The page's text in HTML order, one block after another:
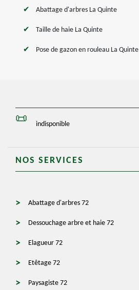
Abattage d'arbres La Quinte
Taille de haie La Quinte
Pose de gazon en rouleau La Quinte
indisponible
NOS SERVICES
Abattage d'arbres 72
Dessouchage arbre et haie 72
Elagueur 72
Etêtage 72
Paysagiste 72